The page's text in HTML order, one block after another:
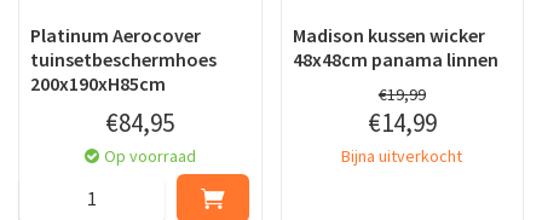
Platinum Aerocover
tuinsetbeschermhoes
200x190xH85cm
€84,95
Op voorraad
Madison kussen wicker
48x48cm panama linnen
€19,99
€14,99
Bijna uitverkocht